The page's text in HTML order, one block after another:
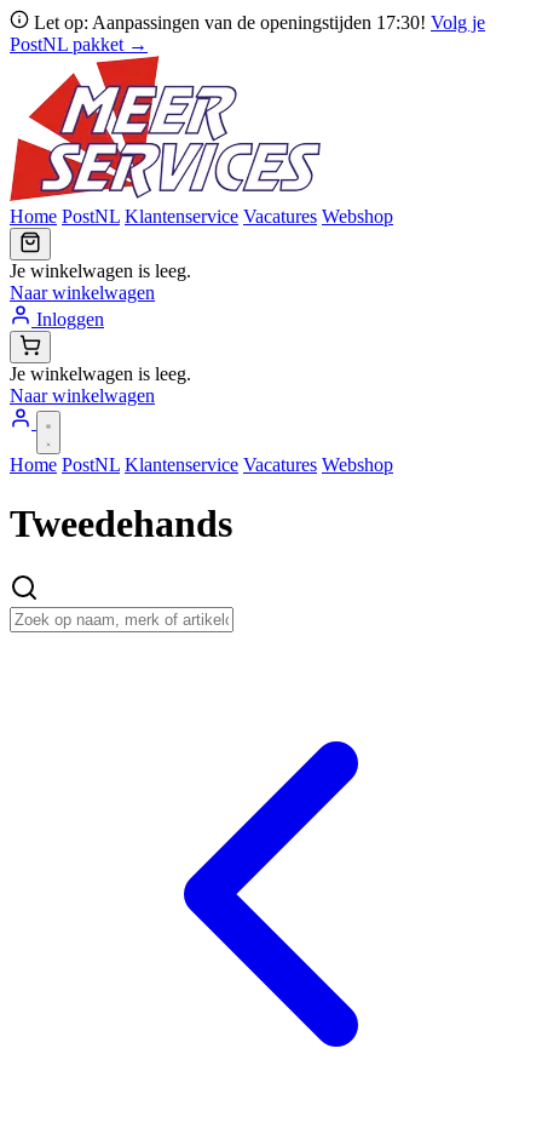
Let op: Aanpassingen van de openingstijden 17:30! Volg je
PostNL pakket →
Home PostNL Klantenservice Vacatures Webshop
Je winkelwagen is leeg.
Naar winkelwagen
Inloggen
Je winkelwagen is leeg.
Naar winkelwagen
Home PostNL Klantenservice Vacatures Webshop
Tweedehands